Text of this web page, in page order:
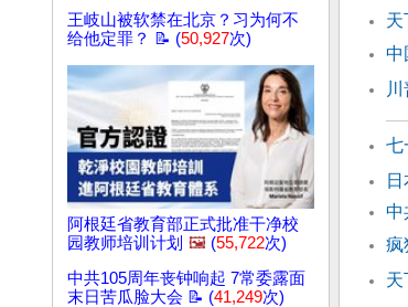
王岐山被软禁在北京？习为何不
给他定罪？ 📝 (50,927次)
阿根廷省教育部正式批准干净校
园教师培训计划 🖼️ (55,722次)
中共105周年丧钟响起 7常委露面
末日苦瓜脸大会 📝 (41,249次)
天
中
七
中
疯
天